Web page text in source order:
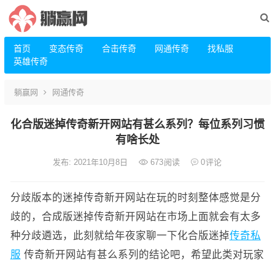
首页 变态传奇 合击传奇 网通传奇
找私服
英雄传奇
躺赢网 网通传奇
化合版迷掉传奇新开网站有甚么系列？每位系列习惯
有啥长处
发布: 2021年10月8日 673阅读 0评论
分歧版本的迷掉传奇新开网站在玩的时刻整体感觉是分
歧的，合成版迷掉传奇新开网站在市场上面就会有太多
种分歧遴选，此刻就给年夜家聊一下化合版迷掉传奇私
服 传奇新开网站有甚么系列的结论吧，希望此类对玩家